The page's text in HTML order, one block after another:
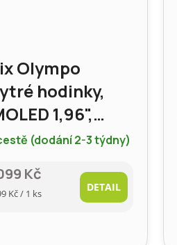
Olympo
hodinky,
1,96",
IP67
(dodání 2-3 týdny)
Kč
Kč / 1 ks
DETAIL